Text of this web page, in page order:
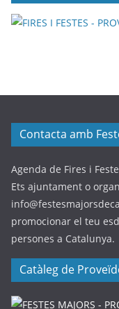
Contacta amb
Agenda de Fires i
Ets ajuntament o
promocionar el teu
persones a Catalunya.
Catàleg de